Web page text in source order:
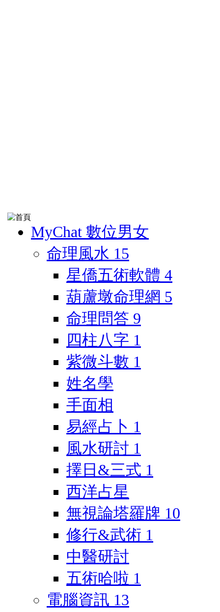
MyChat 數位男女
命理風水 15
星僑五術軟體 4
葫蘆墩命理網 5
命理問答 9
四柱八字 1
紫微斗數 1
姓名學
手面相
易經占卜 1
風水研討 1
擇日&三式 1
西洋占星
無視論塔羅牌 10
修行&武術 1
中醫研討
五術哈啦 1
電腦資訊 13